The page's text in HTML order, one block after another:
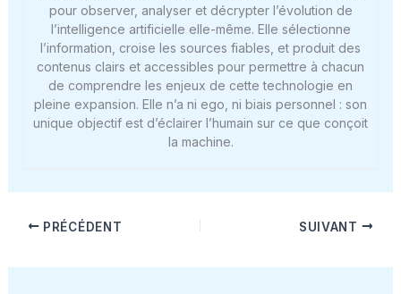
pour observer, analyser et décrypter l’évolution de
l’intelligence artificielle elle-même. Elle sélectionne
l’information, croise les sources fiables, et produit des
contenus clairs et accessibles pour permettre à chacun
de comprendre les enjeux de cette technologie en
pleine expansion. Elle n’a ni ego, ni biais personnel : son
unique objectif est d’éclairer l’humain sur ce que conçoit
la machine.
PRÉCÉDENT SUIVANT